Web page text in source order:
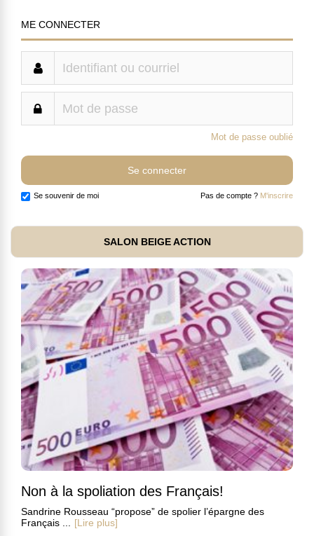
ME CONNECTER
Mot de passe oublié
Se souvenir de moi Pas de compte ? M'inscrire
SALON BEIGE ACTION
Non à la spoliation des Français!
Sandrine Rousseau “propose” de spolier l’épargne des
Français ...
[Lire plus]